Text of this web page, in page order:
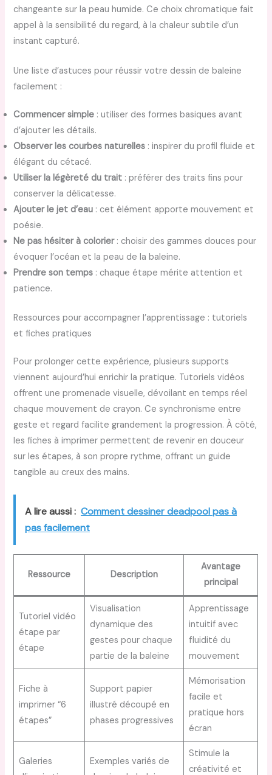
changeante sur la peau humide. Ce choix chromatique fait
appel à la sensibilité du regard, à la chaleur subtile d’un
instant capturé.
Une liste d’astuces pour réussir votre dessin de baleine
facilement :
Commencer simple : utiliser des formes basiques avant
d’ajouter les détails.
Observer les courbes naturelles : inspirer du profil fluide et
élégant du cétacé.
Utiliser la légèreté du trait : préférer des traits fins pour
conserver la délicatesse.
Ajouter le jet d’eau : cet élément apporte mouvement et
poésie.
Ne pas hésiter à colorier: choisir des gammes douces pour
évoquer l’océan et la peau de la baleine.
Prendre son temps : chaque étape mérite attention et
patience.
Ressources pour accompagner l’apprentissage : tutoriels
et fiches pratiques
Pour prolonger cette expérience, plusieurs supports
viennent aujourd’hui enrichir la pratique. Tutoriels vidéos
offrent une promenade visuelle, dévoilant en temps réel
chaque mouvement de crayon. Ce synchronisme entre
geste et regard facilite grandement la progression. À côté,
les fiches à imprimer permettent de revenir en douceur
sur les étapes, à son propre rythme, offrant un guide
tangible au creux des mains.
A lire aussi : Comment dessiner deadpool pas à
pas facilement
Ressource Description
Avantage
principal
Tutoriel vidéo
étape par
étape
Visualisation
dynamique des
gestes pour chaque
partie de la baleine
Apprentissage
intuitif avec
fluidité du
mouvement
Fiche à
imprimer “6
étapes”
Support papier
illustré découpé en
phases progressives
Mémorisation
facile et
pratique hors
écran
Galeries
Exemples variés de
Stimule la
créativité et